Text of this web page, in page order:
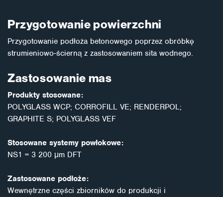
Przygotowanie powierzchni
Przygotowanie podłoża betonowego poprzez obróbkę
strumieniowo-ścierną z zastosowaniem sita wodnego.
Zastosowanie mas
Produkty stosowane:
POLYGLASS WCP; CORROFILL VE; RENDERPOL;
GRAPHITE S; POLYGLASS VEF
Stosowane systemy powłokowe:
NS1 = 3 200 μm DFT
Zastosowane podłoże:
Wewnętrzne części zbiorników do produkcji i